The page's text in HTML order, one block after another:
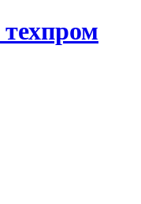
техпром